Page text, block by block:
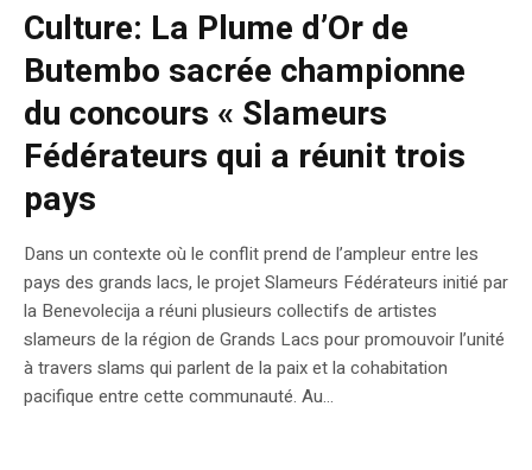
Culture: La Plume d’Or de
Butembo sacrée championne
du concours « Slameurs
Fédérateurs qui a réunit trois
pays
Dans un contexte où le conflit prend de l’ampleur entre les
pays des grands lacs, le projet Slameurs Fédérateurs initié par
la Benevolecija a réuni plusieurs collectifs de artistes
slameurs de la région de Grands Lacs pour promouvoir l’unité
à travers slams qui parlent de la paix et la cohabitation
pacifique entre cette communauté. Au...